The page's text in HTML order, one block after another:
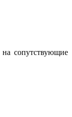
сопутствующие